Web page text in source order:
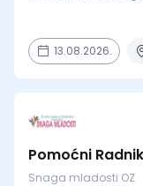
13.08.2026.
Pomoćni
Snaga mladosti OZ